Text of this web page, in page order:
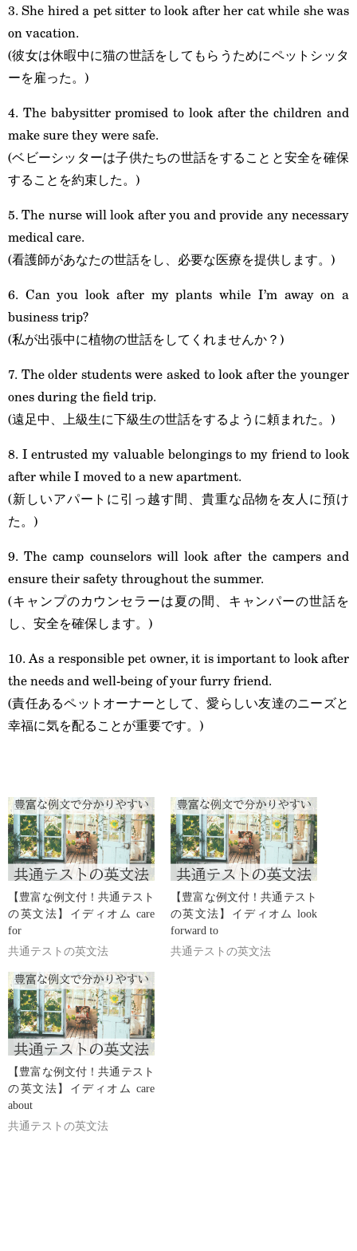
3. She hired a pet sitter to look after her cat while she was
on vacation.
(彼女は休暇中に猫の世話をしてもらうためにペットシッタ
ーを雇った。)
4. The babysitter promised to look after the children and
make sure they were safe.
(ベビーシッターは子供たちの世話をすることと安全を確保
することを約束した。)
5. The nurse will look after you and provide any necessary
medical care.
(看護師があなたの世話をし、必要な医療を提供します。)
6. Can you look after my plants while I’m away on a
business trip?
(私が出張中に植物の世話をしてくれませんか？)
7. The older students were asked to look after the younger
ones during the field trip.
(遠足中、上級生に下級生の世話をするように頼まれた。)
8. I entrusted my valuable belongings to my friend to look
after while I moved to a new apartment.
(新しいアパートに引っ越す間、貴重な品物を友人に預け
た。)
9. The camp counselors will look after the campers and
ensure their safety throughout the summer.
(キャンプのカウンセラーは夏の間、キャンパーの世話を
し、安全を確保します。)
10. As a responsible pet owner, it is important to look after
the needs and well-being of your furry friend.
(責任あるペットオーナーとして、愛らしい友達のニーズと
幸福に気を配ることが重要です。)
【豊富な例文付！共通テスト
の英文法】イディオム care
for
共通テストの英文法
【豊富な例文付！共通テスト
の英文法】イディオム look
forward to
共通テストの英文法
【豊富な例文付！共通テスト
の英文法】イディオム care
about
共通テストの英文法